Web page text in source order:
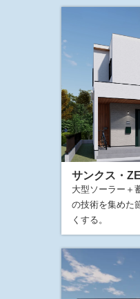
サンクス・
大型ソーラー＋
の技術を集めた
くする。